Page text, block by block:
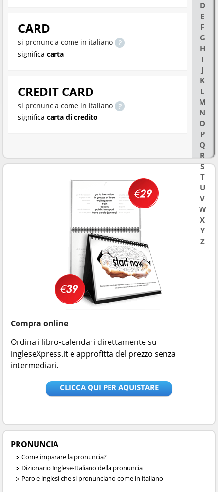
D
E
F
G
H
I
J
K
L
M
N
O
P
Q
R
S
T
U
V
W
X
Y
Z
CARD
si pronuncia come in italiano
significa carta
CREDIT CARD
si pronuncia come in italiano
significa carta di credito
Compra online
Ordina i libro-calendari direttamente su
ingleseXpress.it e approfitta del prezzo senza
intermediari.
CLICCA QUI PER AQUISTARE
PRONUNCIA
Come imparare la pronuncia?
Dizionario Inglese-Italiano della pronuncia
Parole inglesi che si pronunciano come in italiano